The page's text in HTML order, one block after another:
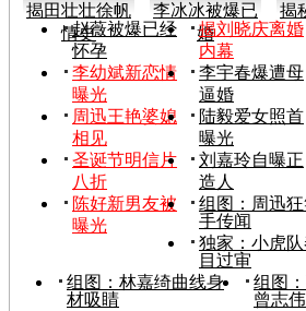
揭田壮壮徐帆
情史
李冰冰被爆已
婚
揭
赵薇被爆已经
怀孕
揭刘晓庆离婚
内幕
李幼斌新恋情
曝光
李宇春爆遭母
逼婚
周迅王艳婆媳
相见
陆毅爱女照首
曝光
圣诞节明信片
八折
刘嘉玲自曝正
造人
陈好新男友被
曝光
组图：周迅
手传闻
独家：小虎
目过审
组图：林嘉绮曲线身
材吸睛
组图
曾志伟